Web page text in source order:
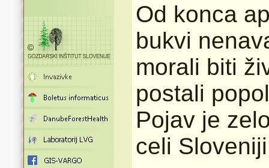
Od konca
bukvi
morali biti
postali
Pojav je
celi